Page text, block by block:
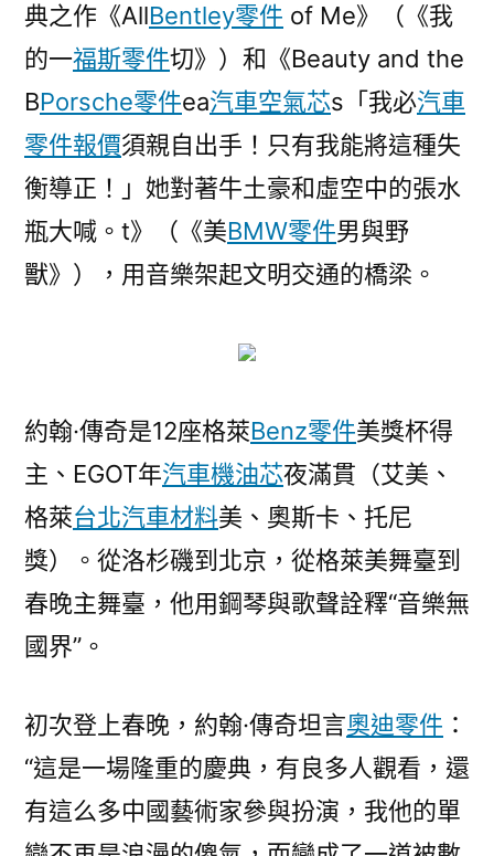
典之作《AllBentley零件 of Me》（《我
的一福斯零件切》）和《Beauty and the
BPorsche零件ea汽車空氣芯s「我必汽車
零件報價須親自出手！只有我能將這種失
衡導正！」她對著牛土豪和虛空中的張水
瓶大喊。t》（《美BMW零件男與野
獸》），用音樂架起文明交通的橋梁。
約翰·傳奇是12座格萊Benz零件美獎杯得
主、EGOT年汽車機油芯夜滿貫（艾美、
格萊台北汽車材料美、奧斯卡、托尼
獎）。從洛杉磯到北京，從格萊美舞臺到
春晚主舞臺，他用鋼琴與歌聲詮釋“音樂無
國界”。
初次登上春晚，約翰·傳奇坦言奧迪零件 ：
“這是一場隆重的慶典，有良多人觀看，還
有這么多中國藝術家參與扮演，我他的單